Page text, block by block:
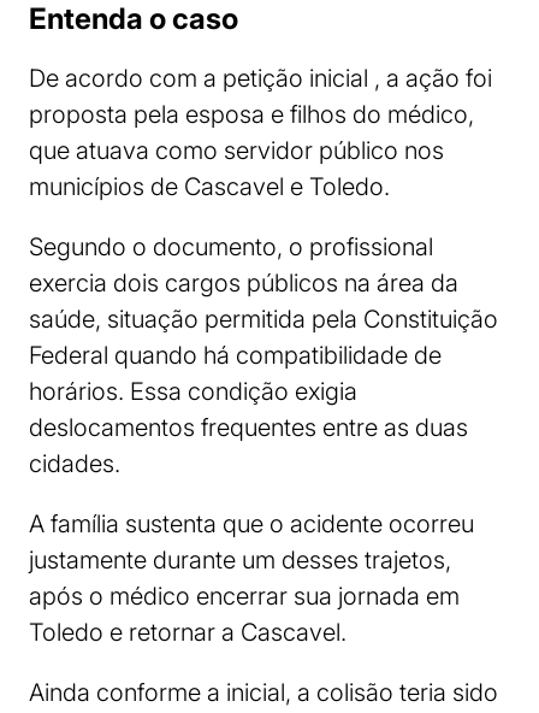
Entenda o caso
De acordo com a petição inicial , a ação foi
proposta pela esposa e filhos do médico,
que atuava como servidor público nos
municípios de Cascavel e Toledo.
Segundo o documento, o profissional
exercia dois cargos públicos na área da
saúde, situação permitida pela Constituição
Federal quando há compatibilidade de
horários. Essa condição exigia
deslocamentos frequentes entre as duas
cidades.
A família sustenta que o acidente ocorreu
justamente durante um desses trajetos,
após o médico encerrar sua jornada em
Toledo e retornar a Cascavel.
Ainda conforme a inicial, a colisão teria sido